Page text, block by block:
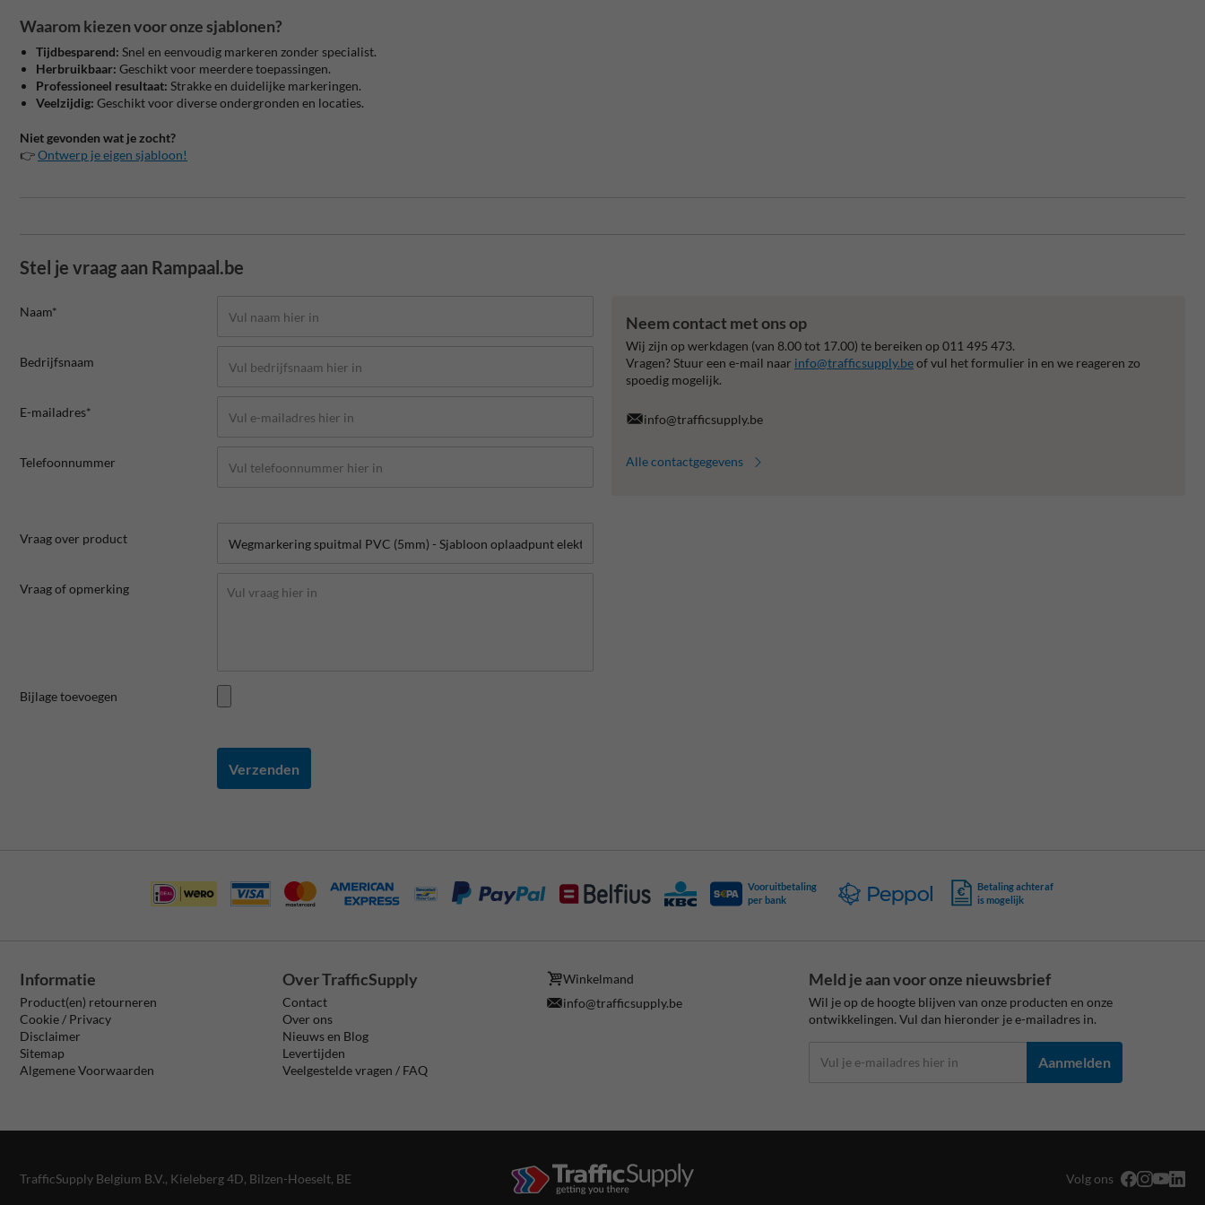
Waarom kiezen voor onze sjablonen?
Tijdbesparend: Snel en eenvoudig markeren zonder specialist.
Herbruikbaar: Geschikt voor meerdere toepassingen.
Professioneel resultaat: Strakke en duidelijke markeringen.
Veelzijdig: Geschikt voor diverse ondergronden en locaties.
Niet gevonden wat je zocht?
👉Ontwerp je eigen sjabloon!
Stel je vraag aan Rampaal.be
Naam*
Bedrijfsnaam
E-mailadres*
Telefoonnummer
Vraag over product
Vraag of opmerking
Bijlage toevoegen
Verzenden
Neem contact met ons op
Wij zijn op werkdagen (van 8.00 tot 17.00) te bereiken op 011 495 473.
Vragen? Stuur een e-mail naar info@trafficsupply.beof vul het formulier in en we reageren zo
spoedig mogelijk.
info@trafficsupply.be
Alle contactgegevens
Vooruitbetaling
per bank
Betaling achteraf
is mogelijk
Informatie
Product(en) retourneren
Cookie / Privacy
Disclaimer
Sitemap
Algemene Voorwaarden
Over TrafficSupply
Contact
Over ons
Nieuws en Blog
Levertijden
Veelgestelde vragen / FAQ
Winkelmand
info@trafficsupply.be
Meld je aan voor onze nieuwsbrief
Wil je op de hoogte blijven van onze producten en onze
ontwikkelingen. Vul dan hieronder je e-mailadres in.
Aanmelden
TrafficSupply Belgium B.V., Kieleberg 4D, Bilzen-Hoeselt, BE Volg ons